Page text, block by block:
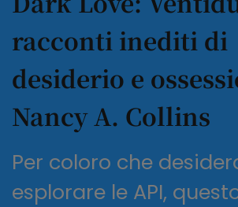
racconti inediti di
desiderio e
Nancy A. Collins
Per coloro che
esplorare le API,